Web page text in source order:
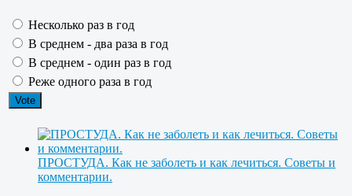
Несколько раз в год
В среднем - два раза в год
В среднем - один раз в год
Реже одного раза в год
ПРОСТУДА. Как не заболеть и как лечиться. Советы и
комментарии.